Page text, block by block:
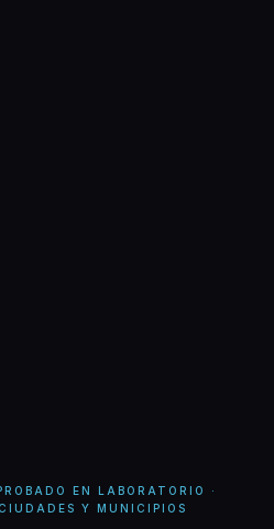
EN LABORATORIO ·
Y MUNICIPIOS